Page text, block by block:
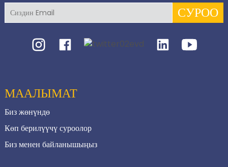
СУРОО
МААЛЫМАТ
Биз жөнүндө
Көп берилүүчү суроолор
Биз менен байланышыңыз